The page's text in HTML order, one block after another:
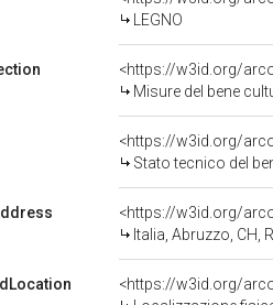
LEGNO
<https://w3id.org/
Misure del bene
<https://w3id.org/
Stato tecnico del
<https://w3id.org/
Italia, Abruzzo,
<https://w3id.org/